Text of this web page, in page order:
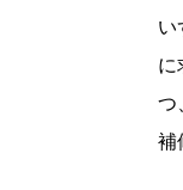
い
に
つ
補